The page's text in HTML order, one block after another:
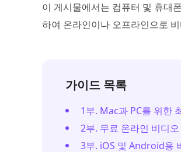
이 게시물에서는 컴퓨터 및 휴대
하여 온라인이나 오프라인으로
가이드 목록
1부. Mac과 PC를 위한
2부. 무료 온라인 비디
3부. iOS 및 Android용